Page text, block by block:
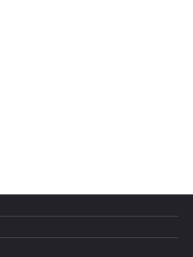
на рынке
в любой